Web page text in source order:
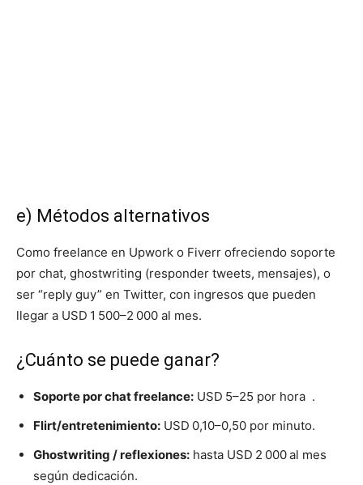
e) Métodos alternativos
Como freelance en Upwork o Fiverr ofreciendo soporte
por chat, ghostwriting (responder tweets, mensajes), o
ser “reply guy” en Twitter, con ingresos que pueden
llegar a USD 1 500–2 000 al mes.
¿Cuánto se puede ganar?
Soporte por chat freelance: USD 5–25 por hora .
Flirt/entretenimiento: USD 0,10–0,50 por minuto.
Ghostwriting / reflexiones: hasta USD 2 000 al mes
según dedicación.